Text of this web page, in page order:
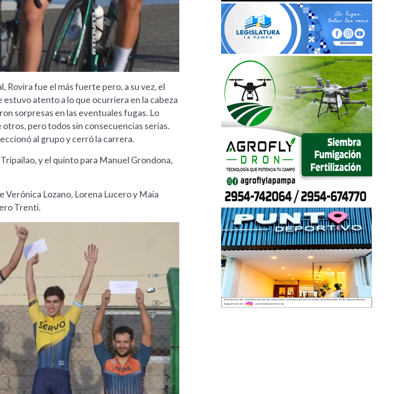
Rovira fue el más fuerte pero, a su vez, el
atento a lo que ocurriera en la cabeza
sorpresas en las eventuales fugas. Lo
pero todos sin consecuencias serias.
al grupo y cerró la carrera.
y el quinto para Manuel Grondona,
Verónica Lozano, Lorena Lucero y Maia
Trenti.